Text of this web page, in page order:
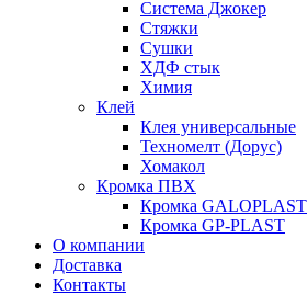
Система Джокер
Стяжки
Сушки
ХДФ стык
Химия
Клей
Клея универсальные
Техномелт (Дорус)
Хомакол
Кромка ПВХ
Кромка GALOPLAST
Кромка GP-PLAST
О компании
Доставка
Контакты